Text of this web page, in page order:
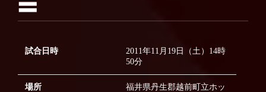
2026
☰
試合日時
2011年11月19日（土）14時
50分
場所
福井県丹生郡越前町立ホッ